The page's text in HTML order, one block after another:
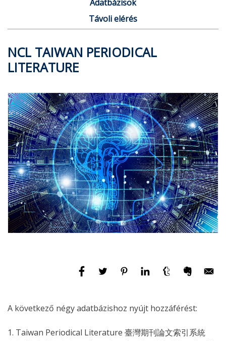
Adatbázisok
Távoli elérés
NCL TAIWAN PERIODICAL
LITERATURE
A következő négy adatbázishoz nyújt hozzáférést:
1. Taiwan Periodical Literature 臺灣期刊論文索引系統